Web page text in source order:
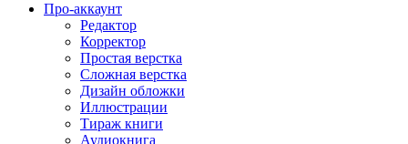
Про-аккаунт
Редактор
Корректор
Простая верстка
Сложная верстка
Дизайн обложки
Иллюстрации
Тираж книги
Аудиокнига